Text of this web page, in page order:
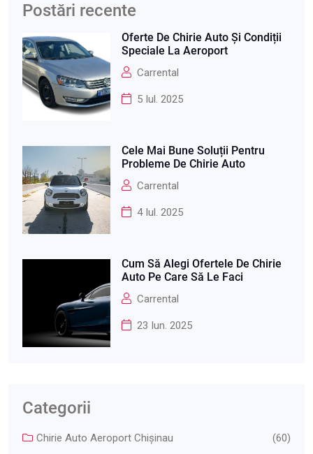
Postări recente
Oferte De Chirie Auto Și Condiții
Speciale La Aeroport
Carrental
5 Iul. 2025
Cele Mai Bune Soluții Pentru
Probleme De Chirie Auto
Carrental
4 Iul. 2025
Cum Să Alegi Ofertele De Chirie
Auto Pe Care Să Le Faci
Carrental
23 Iun. 2025
Categorii
Chirie Auto Aeroport Chişinau
(60)